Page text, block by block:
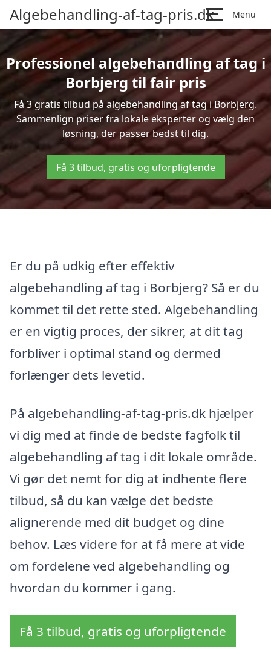
Algebehandling-af-tag-pris.dk Menu
Professionel algebehandling af tag i
Borbjerg til fair pris
Få 3 gratis tilbud på algebehandling af tag i Borbjerg.
Sammenlign priser fra lokale eksperter og vælg den
løsning, der passer bedst til dig.
Få 3 tilbud, gratis og uforpligtende
Er du på udkig efter effektiv
algebehandling af tag i Borbjerg? Så er du
kommet til det rette sted. Algebehandling
er en vigtig proces, der sikrer, at dit tag
forbliver i optimal stand og dermed
forlænger dets levetid.
På algebehandling-af-tag-pris.dk hjælper
vi dig med at finde de bedste fagfolk til
algebehandling af tag i dit lokale område.
Vi gør det nemt for dig at indhente flere
tilbud, så du kan vælge det bedste
alignerende med dit budget og dine
behov. Læs videre for at få mere at vide
om fordelene ved algebehandling og
hvordan du kommer i gang.
Få 3 tilbud, gratis og uforpligtende